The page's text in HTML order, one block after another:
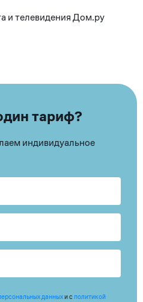
и телевидения Дом.ру
тариф?
индивидуальное
данныхи с политикой